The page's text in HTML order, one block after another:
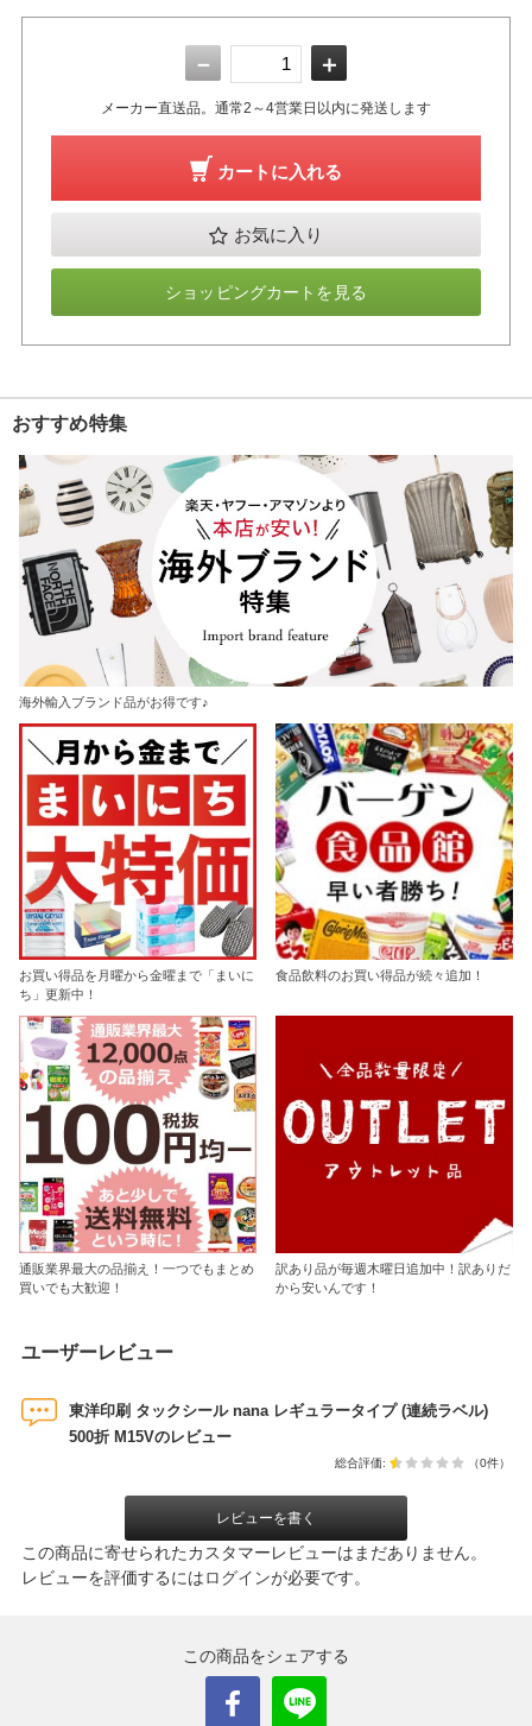
－ ＋
メーカー直送品。通常2～4営業日以内に発送します
カートに入れる
お気に入り
ショッピングカートを見る
おすすめ特集
海外輸入ブランド品がお得です♪
お買い得品を月曜から金曜まで「まいに
ち」更新中！
食品飲料のお買い得品が続々追加！
通販業界最大の品揃え！一つでもまとめ
買いでも大歓迎！
訳あり品が毎週木曜日追加中！訳ありだ
から安いんです！
ユーザーレビュー
東洋印刷 タックシール nana レギュラータイプ (連続ラベル)
500折 M15Vのレビュー
総合評価: （0件）
レビューを書く
この商品に寄せられたカスタマーレビューはまだありません。
レビューを評価するにはログインが必要です。
この商品をシェアする